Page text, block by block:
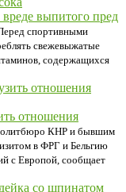
вреде выпитого пред
спортивными
свежевыжатые
содержащихся
отношения
КНР и бывшим
в ФРГ и Бельгию
с Европой, сообщает